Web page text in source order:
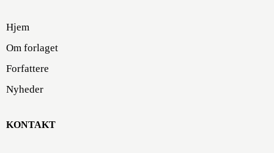
Hjem
Om forlaget
Forfattere
Nyheder
KONTAKT